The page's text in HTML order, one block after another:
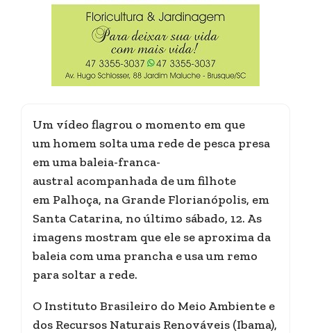
Um vídeo flagrou o momento em que
umhomem solta uma rede de pesca presa
em uma baleia-franca-
austral acompanhada de um filhote
em Palhoça, na Grande Florianópolis, em
Santa Catarina, no último sábado, 12. As
imagens mostram que ele se aproxima da
baleia com uma prancha e usa um remo
para soltar a rede.
O Instituto Brasileiro do Meio Ambiente e
dos Recursos Naturais Renováveis (Ibama),